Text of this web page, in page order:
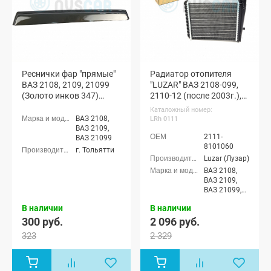
(ВАЗ 21728),
Лада
Приора-2
21724)
Реснички фар "прямые"
ВАЗ 2108, 2109, 21099
(Золото инков 347)
ВАЗ 2108,
ВАЗ 2109,
ВАЗ 21099
г. Тольятти
В наличии
300 руб.
323
Радиатор отопителя
"LUZAR" ВАЗ 2108-099,
2110-12 (после 2003г.),
Лада Приора
Каталожный номер:
LRh 0111
2111-
8101060
Luzar (Лузар)
ВАЗ 2108,
ВАЗ 2109,
ВАЗ 21099,
Приора
седан (ВАЗ
2170), Лада
В наличии
2 096 руб.
2 329